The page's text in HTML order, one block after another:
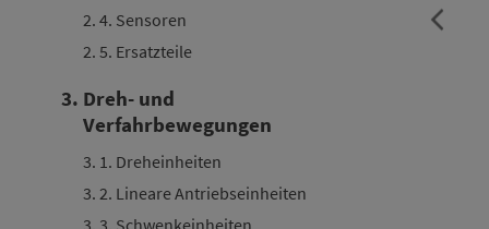
2. 4. Sensoren
2. 5. Ersatzteile
3. Dreh- und
Verfahrbewegungen
3. 1. Dreheinheiten
3. 2. Lineare Antriebseinheiten
3. 3. Schwenkeinheiten